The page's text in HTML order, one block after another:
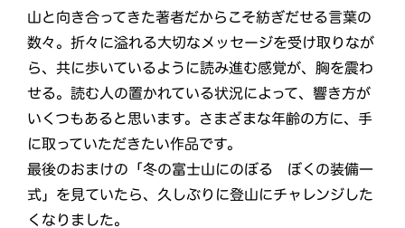
山と向き合ってきた著者だからこそ紡ぎだせる言葉の
数々。折々に溢れる大切なメッセージを受け取りなが
ら、共に歩いているように読み進む感覚が、胸を震わ
せる。読む人の置かれている状況によって、響き方が
いくつもあると思います。さまざまな年齢の方に、手
に取っていただきたい作品です。
最後のおまけの「冬の富士山にのぼる ぼくの装備一
式」を見ていたら、久しぶりに登山にチャレンジした
くなりました。